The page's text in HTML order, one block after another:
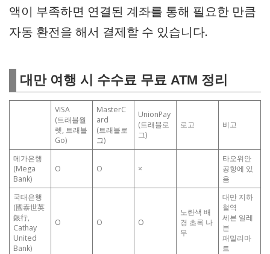
액이 부족하면 연결된 계좌를 통해 필요한 만큼
자동 환전을 해서 결제할 수 있습니다.
대만 여행 시 수수료 무료 ATM 정리
VISA
(트래블월
렛, 트래블
Go)
MasterC
ard
(트래블로
그)
UnionPay
(트래블로
그)
로고 비고
메가은행
(Mega
Bank)
O O ×
타오위안
공항에 있
음
국태은행
(國泰世英
銀行,
Cathay
United
Bank)
O O O
노란색 배
경 초록 나
무
대만 지하
철역
세븐 일레
븐
패밀리마
트